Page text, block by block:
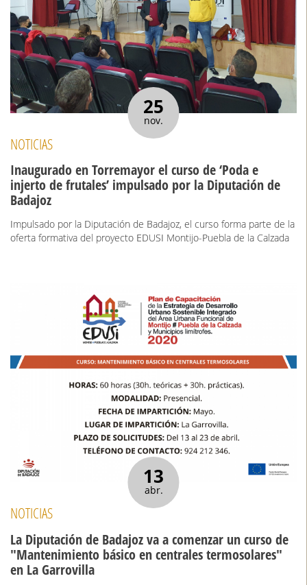
25
nov.
NOTICIAS
Inaugurado en Torremayor el curso de ‘Poda e
injerto de frutales’ impulsado por la Diputación de
Badajoz
Impulsado por la Diputación de Badajoz, el curso forma parte de la
oferta formativa del proyecto EDUSI Montijo-Puebla de la Calzada
13
abr.
NOTICIAS
La Diputación de Badajoz va a comenzar un curso de
"Mantenimiento básico en centrales termosolares"
en La Garrovilla